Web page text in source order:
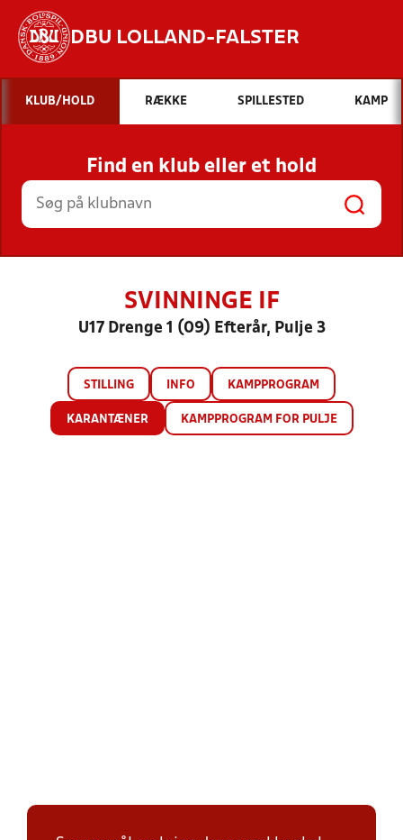
DBU LOLLAND-FALSTER
Hvad vil du søge efter?
INDHOLD OG NYHEDER
STILLINGER, RESULTATER, KLUBBER OG
HOLD
KLUB/HOLD RÆKKE SPILLESTED KAMP
Find en klub eller et hold
SVINNINGE IF
U17 Drenge 1 (09) Efterår, Pulje 3
STILLING INFO KAMPPROGRAM
KARANTÆNER KAMPPROGRAM FOR PULJE